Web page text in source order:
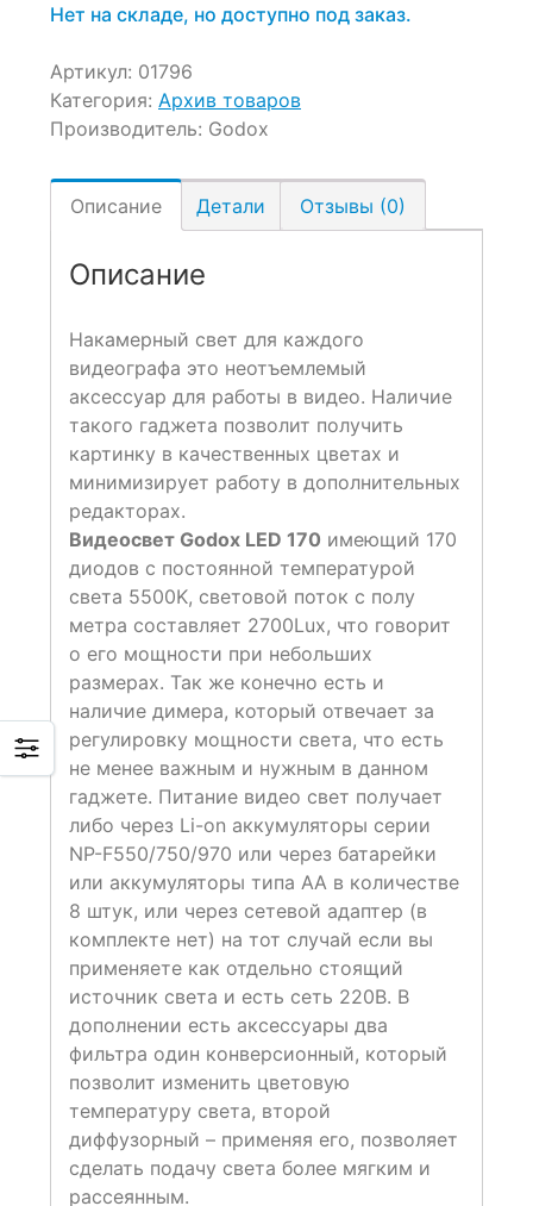
Нет на складе, но доступно под заказ.
Артикул: 01796
Категория: Архив товаров
Производитель: Godox
Описание Детали Отзывы (0)
Описание
Накамерный свет для каждого
видеографа это неотъемлемый
аксессуар для работы в видео. Наличие
такого гаджета позволит получить
картинку в качественных цветах и
минимизирует работу в дополнительных
редакторах.
Видеосвет Godox LED 170 имеющий 170
диодов с постоянной температурой
света 5500K, световой поток с полу
метра составляет 2700Lux, что говорит
о его мощности при небольших
размерах. Так же конечно есть и
наличие димера, который отвечает за
регулировку мощности света, что есть
не менее важным и нужным в данном
гаджете. Питание видео свет получает
либо через Li-on аккумуляторы серии
NP-F550/750/970 или через батарейки
или аккумуляторы типа АА в количестве
8 штук, или через сетевой адаптер (в
комплекте нет) на тот случай если вы
применяете как отдельно стоящий
источник света и есть сеть 220В. В
дополнении есть аксессуары два
фильтра один конверсионный, который
позволит изменить цветовую
температуру света, второй
диффузорный – применяя его, позволяет
сделать подачу света более мягким и
рассеянным.